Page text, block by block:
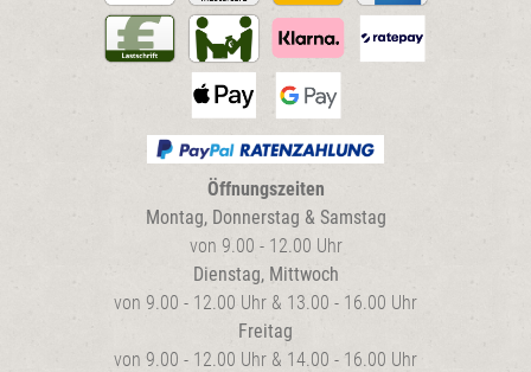
Öffnungszeiten
Montag, Donnerstag & Samstag
von 9.00 - 12.00 Uhr
Dienstag, Mittwoch
von 9.00 - 12.00 Uhr & 13.00 - 16.00 Uhr
Freitag
von 9.00 - 12.00 Uhr & 14.00 - 16.00 Uhr